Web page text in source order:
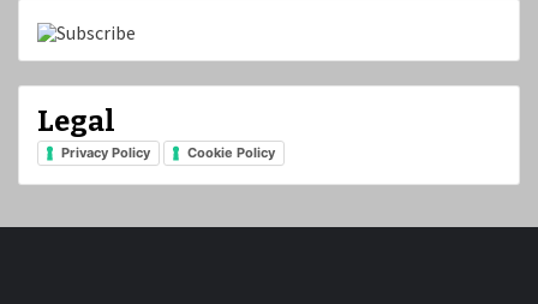
Legal
Privacy Policy Cookie Policy